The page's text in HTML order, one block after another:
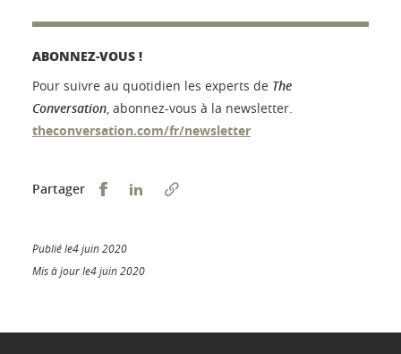
ABONNEZ-VOUS !
Pour suivre au quotidien les experts de The
Conversation, abonnez-vous à la newsletter.
theconversation.com/fr/newsletter
Partager Partager sur Facebook
Partager sur LinkedIn
Publié le4 juin 2020
Mis à jour le4 juin 2020